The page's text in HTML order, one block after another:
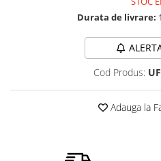
Durata de livrare:
Cod Produs:
Adauga la